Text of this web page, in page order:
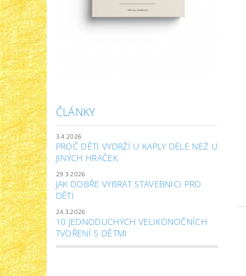
ČLÁNKY
3.4.2026
PROČ DĚTI VYDRŽÍ U KAPLY DÉLE NEŽ U
JINÝCH HRAČEK
29.3.2026
JAK DOBŘE VYBRAT STAVEBNICI PRO
DĚTI
24.3.2026
10 JEDNODUCHÝCH VELIKONOČNÍCH
TVOŘENÍ S DĚTMI